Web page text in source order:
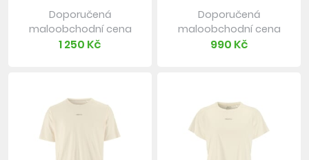
Doporučená
maloobchodní cena
1 250 Kč
Doporučená
maloobchodní cena
990 Kč